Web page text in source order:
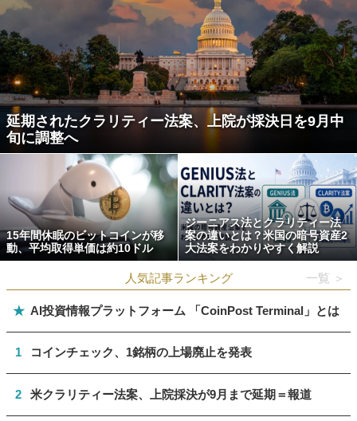
延期されたクラリティー法案、上院が採決日を9月中
旬に調整へ
15年間休眠のビットコインが移
動、平均取得単価は約10ドル
ジーニアス法とクラリティー法
案の違いとは？米国の暗号資産2
大法案をわかりやすく解説
人気記事ランキング 一覧 ＞
★ AI投資情報プラットフォーム 「CoinPost Terminal」とは
1 コインチェック、1銘柄の上場廃止を発表
2 米クラリティー法案、上院採決が9月まで延期＝報道